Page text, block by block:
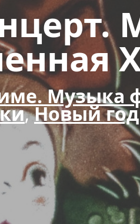
Музыка
,Новый год